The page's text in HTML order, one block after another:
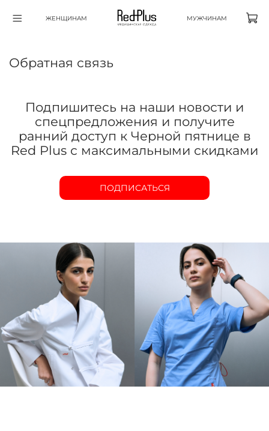
ЖЕНЩИНАМ МУЖЧИНАМ
Обратная связь
Подпишитесь на наши новости и
спецпредложения и получите
ранний доступ к Черной пятнице в
Red Plus с максимальными скидками
ПОДПИСАТЬСЯ